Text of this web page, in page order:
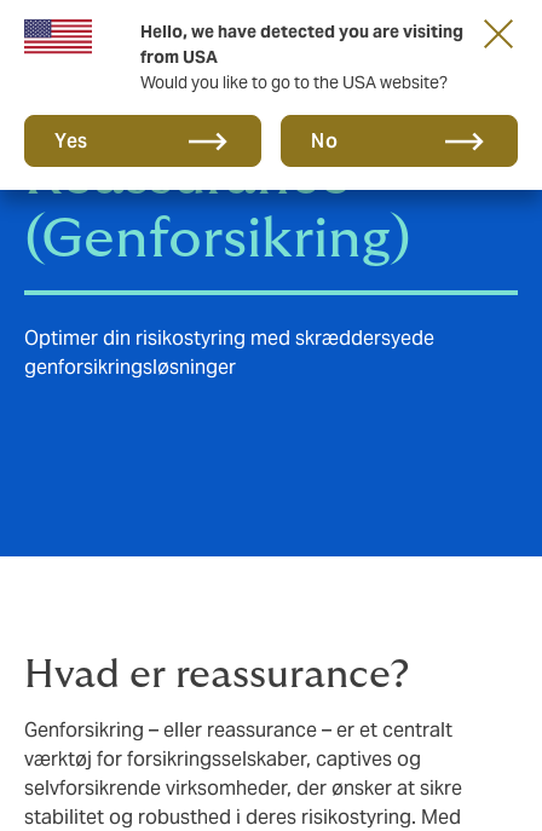
Hello, we have detected you are visiting
from USA
Would you like to go to the USA website?
Yes No
Reassurance
(Genforsikring)
Optimer din risikostyring med skræddersyede
genforsikringsløsninger
Hvad er reassurance?
Genforsikring – eller reassurance – er et centralt
værktøj for forsikringsselskaber, captives og
selvforsikrende virksomheder, der ønsker at sikre
stabilitet og robusthed i deres risikostyring. Med